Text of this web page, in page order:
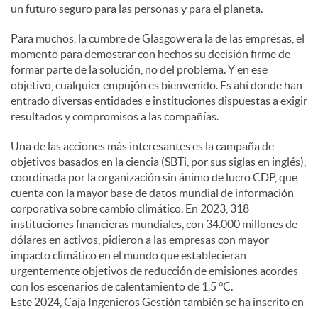
t
e
n
i
d
o
s
un futuro seguro para las personas y para el planeta.
Para muchos, la cumbre de Glasgow era la de las empresas, el
momento para demostrar con hechos su decisión firme de
formar parte de la solución, no del problema. Y en ese
objetivo, cualquier empujón es bienvenido. Es ahí donde han
entrado diversas entidades e instituciones dispuestas a exigir
resultados y compromisos a las compañías.
Una de las acciones más interesantes es la campaña de
objetivos basados en la ciencia (SBTi, por sus siglas en inglés),
coordinada por la organización sin ánimo de lucro CDP, que
cuenta con la mayor base de datos mundial de información
corporativa sobre cambio climático. En 2023, 318
instituciones financieras mundiales, con 34.000 millones de
dólares en activos, pidieron a las empresas con mayor
impacto climático en el mundo que establecieran
urgentemente objetivos de reducción de emisiones acordes
con los escenarios de calentamiento de 1,5 °C.
Este 2024, Caja Ingenieros Gestión también se ha inscrito en